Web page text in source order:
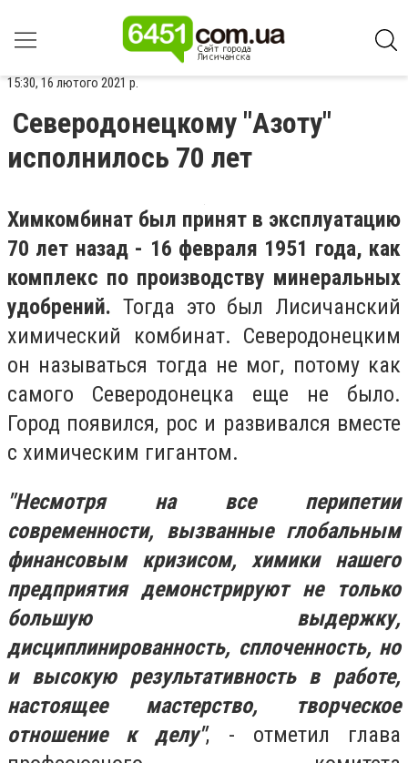
15:30, 16 лютого 2021 р.
Северодонецкому "Азоту"
исполнилось 70 лет
Химкомбинат был принят в эксплуатацию
70 лет назад - 16 февраля 1951 года, как
комплекс по производству минеральных
удобрений. Тогда это был Лисичанский
химический комбинат. Северодонецким
он называться тогда не мог, потому как
самого Северодонецка еще не было.
Город появился, рос и развивался вместе
с химическим гигантом.
"Несмотря на все перипетии
современности, вызванные глобальным
финансовым кризисом, химики нашего
предприятия демонстрируют не только
большую выдержку,
дисциплинированность, сплоченность, но
и высокую результативность в работе,
настоящее мастерство, творческое
отношение к делу", - отметил глава